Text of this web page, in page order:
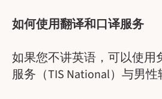
如何使用翻译和口译服务
如果您不讲英语，可以使用
服务（TIS National）与男性